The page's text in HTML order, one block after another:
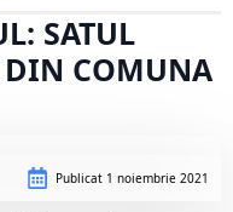
SATUL
COMUNA
Publicat 1 noiembrie 2021